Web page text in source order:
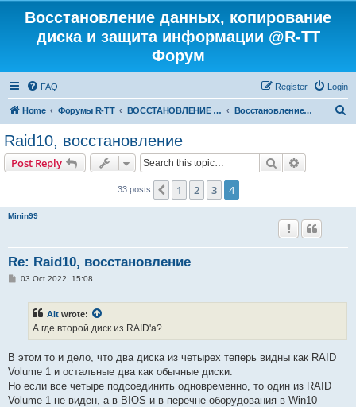
Восстановление данных, копирование
диска и защита информации @R-TT
Форум
FAQ Login
Register
Home Форумы R-TT ВОССТАНОВЛЕНИЕ ДАННЫХ И УДАЛЕННЫХ ФАЙЛОВ Восстановление RAID
Raid10, восстановление
Post Reply Search
33 posts Previous
1 2 3 4
Minin99
Re: Raid10, восстановление
P03 Oct 2022, 15:08
Alt wrote:
А где второй диск из RAID'а?
В этом то и дело, что два диска из четырех теперь видны как RAID
Volume 1 и остальные два как обычные диски.
Но если все четыре подсоединить одновременно, то один из RAID
Volume 1 не виден, а в BIOS и в перечне оборудования в Win10